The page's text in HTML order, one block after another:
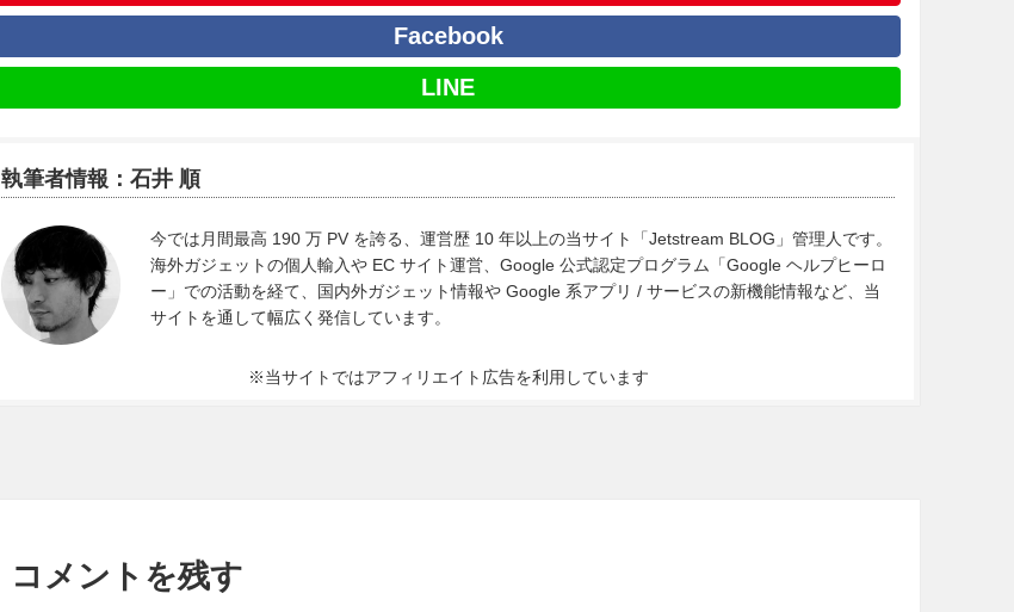
Facebook
LINE
執筆者情報：石井 順
今では月間最高 190 万 PV を誇る、運営歴 10 年以上の当サイト「Jetstream BLOG」管理人です。
海外ガジェットの個人輸入や EC サイト運営、Google 公式認定プログラム「Google ヘルプヒーロ
ー」での活動を経て、国内外ガジェット情報や Google 系アプリ / サービスの新機能情報など、当
サイトを通して幅広く発信しています。
※当サイトではアフィリエイト広告を利用しています
コメントを残す